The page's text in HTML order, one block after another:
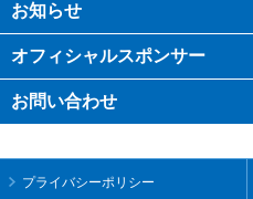
お知らせ
オフィシャルスポンサー
お問い合わせ
プライバシーポリシー